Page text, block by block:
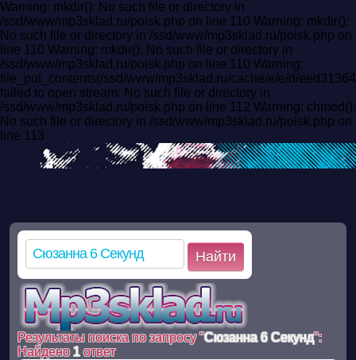
Warning: mkdir(): No such file or directory in
/ssd/www/mp3sklad.ru/poisk.php on line 110 Warning: mkdir():
No such file or directory in /ssd/www/mp3sklad.ru/poisk.php on
line 110 Warning: mkdir(): No such file or directory in
/ssd/www/mp3sklad.ru/poisk.php on line 110 Warning:
file_put_contents(/ssd/www/mp3sklad.ru/cache/e/e/d/
failed to open stream: No such file or directory in
/ssd/www/mp3sklad.ru/poisk.php on line 112 Warning: chmod():
No such file or directory in /ssd/www/mp3sklad.ru/poisk.php on
line 113
Найти
Результаты поиска по запросу "Сюзанна 6 Секунд":
Найдено1ответ